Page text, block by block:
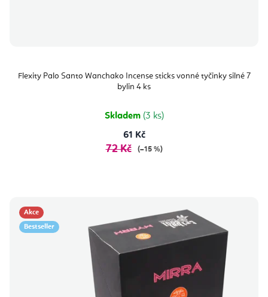
Flexity Palo Santo Wanchako Incense sticks vonné tyčinky silné 7
bylin 4 ks
Skladem (3 ks)
61 Kč
72 Kč (–15 %)
Akce
Bestseller